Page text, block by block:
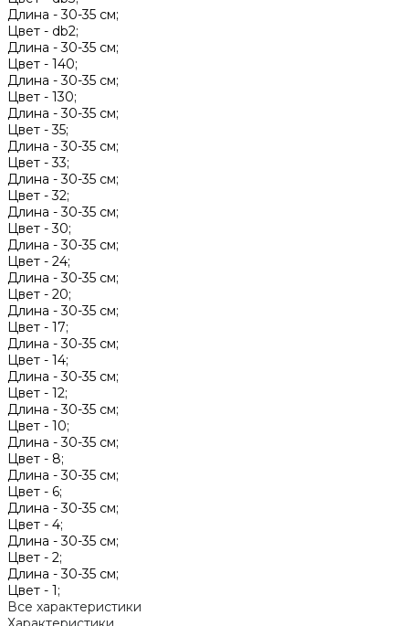
Длина -30-35 см;
Цвет - db2;
Длина -30-35 см;
Цвет - 140;
Длина -30-35 см;
Цвет - 130;
Длина -30-35 см;
Цвет -35;
Длина -30-35 см;
Цвет -33;
Длина -30-35 см;
Цвет -32;
Длина -30-35 см;
Цвет -30;
Длина -30-35 см;
Цвет - 24;
Длина -30-35 см;
Цвет - 20;
Длина -30-35 см;
Цвет - 17;
Длина -30-35 см;
Цвет - 14;
Длина -30-35 см;
Цвет - 12;
Длина -30-35 см;
Цвет - 10;
Длина -30-35 см;
Цвет - 8;
Длина -30-35 см;
Цвет - 6;
Длина -30-35 см;
Цвет - 4;
Длина -30-35 см;
Цвет - 2;
Длина -30-35 см;
Цвет - 1;
Все характеристики